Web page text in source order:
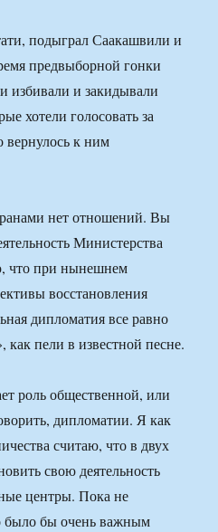
подыграл Саакашвили и
предвыборной гонки
избивали и закидывали
хотели голосовать за
вернулось к ним
нет отношений. Вы
Министерства
что при нынешнем
восстановления
дипломатия все равно
как пели в известной песне.
роль общественной, или
дипломатии. Я как
считаю, что в двух
свою деятельность
центры. Пока не
было бы очень важным